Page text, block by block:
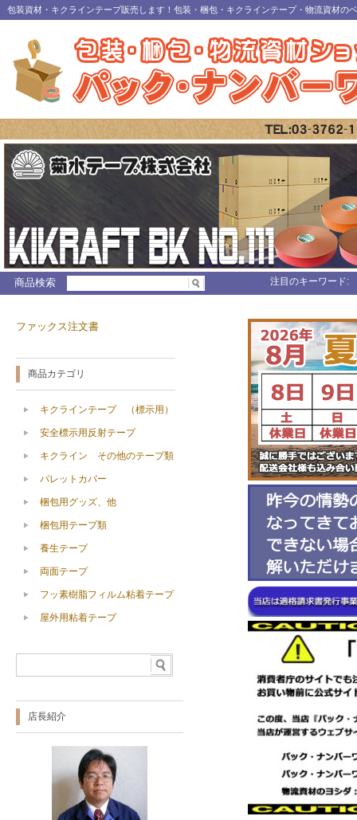
包装資材・キクラインテープ販売します！包装・梱包・キクラインテープ・物流資材の
商品検索 注目のキーワード:
ファックス注文書
商品カテゴリ
キクラインテープ （標示用）
安全標示用反射テープ
キクライン その他のテープ類
パレットカバー
梱包用グッズ、他
梱包用テープ類
養生テープ
両面テープ
フッ素樹脂フィルム粘着テープ
屋外用粘着テープ
店長紹介